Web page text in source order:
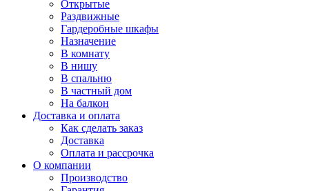
Открытые
Раздвижные
Гардеробные шкафы
Назначение
В комнату
В нишу
В спальню
В частный дом
На балкон
Доставка и оплата
Как сделать заказ
Доставка
Оплата и рассрочка
О компании
Производство